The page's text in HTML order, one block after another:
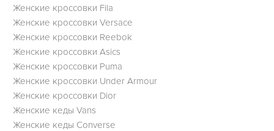
Женские кроссовки Fila
Женские кроссовки Versace
Женские кроссовки Reebok
Женские кроссовки Asics
Женские кроссовки Puma
Женские кроссовки Under Armour
Женские кроссовки Dior
Женские кеды Vans
Женские кеды Converse